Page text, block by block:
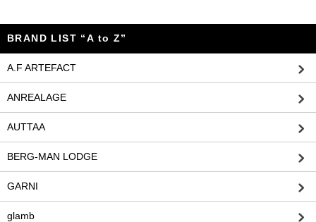
BRAND LIST “A to Z”
A.F ARTEFACT
ANREALAGE
AUTTAA
BERG-MAN LODGE
GARNI
glamb